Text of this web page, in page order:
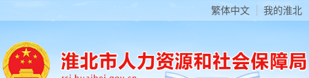
繁体中文 我的淮北